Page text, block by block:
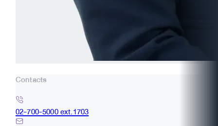
Contacts
02-700-5000 ext.1703